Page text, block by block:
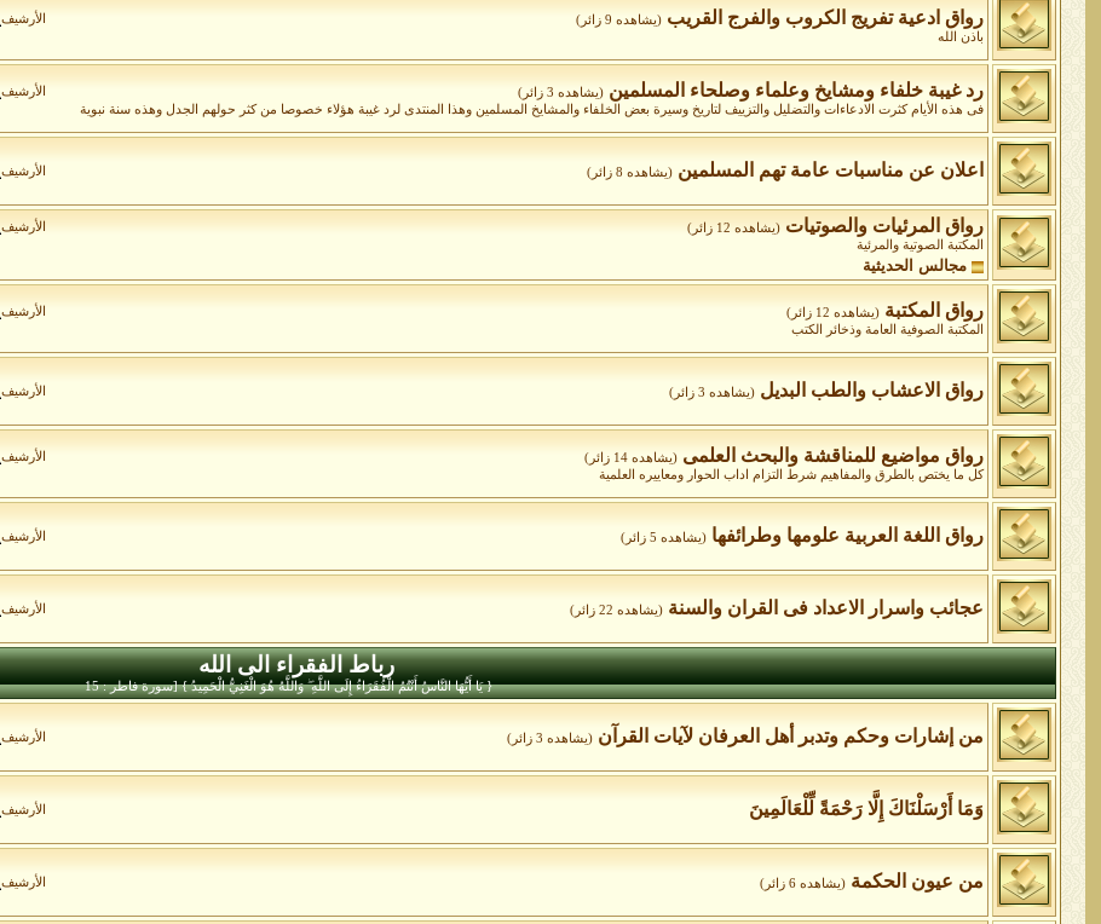
الأرشيف رواق ادعية تفريج الكروب والفرج القريب (يشاهده 9 زائر)
باذن الله
الأرشيف رد غيبة خلفاء ومشايخ وعلماء وصلحاء المسلمين (يشاهده 3 زائر)
فى هذه الأيام كثرت الادعاءات والتضليل والتزييف لتاريخ وسيرة بعض الخلفاء والمشايخ المسلمين وهذا المنتدى لرد غيبة هؤلاء خصوصا من كثر حولهم الجدل وهذه سنة نبوية
الأرشيف اعلان عن مناسبات عامة تهم المسلمين (يشاهده 8 زائر)
الأرشيف رواق المرئيات والصوتيات (يشاهده 12 زائر)
المكتبة الصوتية والمرئية
مجالس الحديثية
الأرشيف رواق المكتبة (يشاهده 12 زائر)
المكتبة الصوفية العامة وذخائر الكتب
الأرشيف رواق الاعشاب والطب البديل (يشاهده 3 زائر)
الأرشيف رواق مواضيع للمناقشة والبحث العلمى (يشاهده 14 زائر)
كل ما يختص بالطرق والمفاهيم شرط التزام اداب الحوار ومعاييره العلمية
الأرشيف رواق اللغة العربية علومها وطرائفها (يشاهده 5 زائر)
الأرشيف عجائب واسرار الاعداد فى القران والسنة (يشاهده 22 زائر)
رباط الفقراء الى الله
{ يَا أَيُّهَا النَّاسُ أَنْتُمُ الْفُقَرَاءُ إِلَى اللَّهِ ۖ وَاللَّهُ هُوَ الْغَنِيُّ الْحَمِيدُ } [سورة فاطر : 15
الأرشيف من إشارات وحكم وتدبر أهل العرفان لآيات القرآن (يشاهده 3 زائر)
الأرشيف وَمَا أَرْسَلْنَاكَ إِلَّا رَحْمَةً لِّلْعَالَمِينَ
الأرشيف من عيون الحكمة (يشاهده 6 زائر)